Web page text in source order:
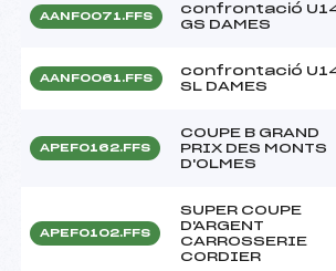
AANF0071.FFS
confrontació
GS DAMES
AANF0061.FFS
confrontació
SL DAMES
APEF0162.FFS
COUPE B GRAND
PRIX DES MONTS
D'OLMES
APEF0102.FFS
SUPER COUPE
D'ARGENT
CARROSSERIE
CORDIER